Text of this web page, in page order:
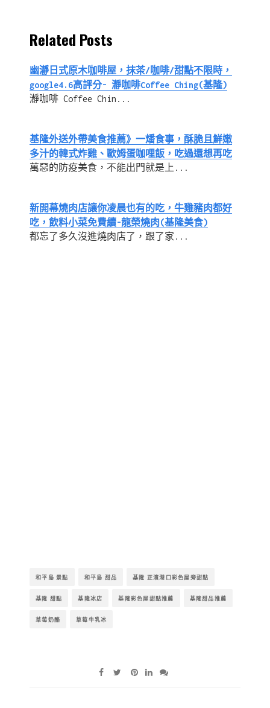
Related Posts
幽瀞日式原木咖啡屋，抹茶/咖啡/甜點不限時，
google4.6高評分- 瀞咖啡Coffee Ching(基隆)
瀞咖啡 Coffee Chin...
基隆外送外帶美食推薦》一燔食事，酥脆且鮮嫩
多汁的韓式炸雞、歐姆蛋咖哩飯，吃過還想再吃
萬惡的防疫美食，不能出門就是上...
新開幕燒肉店讓你凌晨也有的吃，牛雞豬肉都好
吃，飲料小菜免費續-龍榮燒肉(基隆美食)
都忘了多久沒進燒肉店了，跟了家...
和平島 景點 和平島 甜品 基隆 正濱港口彩色屋旁甜點
基隆 甜點 基隆冰店 基隆彩色屋甜點推薦 基隆甜品推薦
草莓奶酪 草莓牛乳冰